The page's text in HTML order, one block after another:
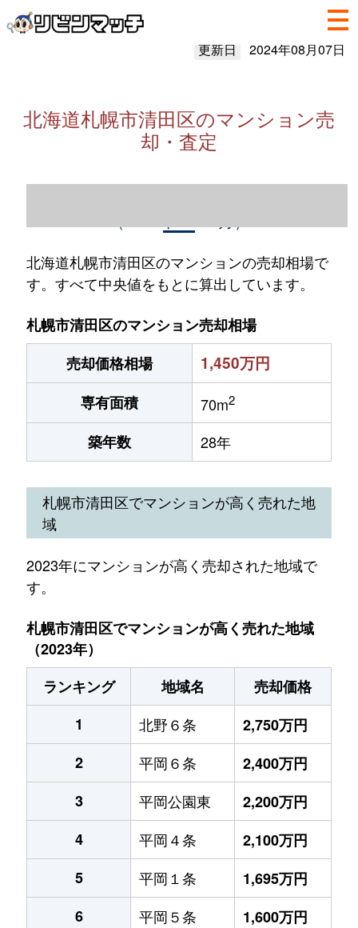
更新日 2024年08月07日
北海道札幌市清田区のマンション売
却・査定
北海道札幌市清田区のマンションの売却相場で
す。すべて中央値をもとに算出しています。
札幌市清田区のマンション売却相場
売却価格相場
1,450万円
専有面積 70m2
築年数 28年
札幌市清田区でマンションが高く売れた地
域
2023年にマンションが高く売却された地域で
す。
札幌市清田区でマンションが高く売れた地域
（2023年）
ランキング
地域名
売却価格
1
北野６条
2,750万円
2
平岡６条
2,400万円
3
平岡公園東
2,200万円
4
平岡４条
2,100万円
5
平岡１条
1,695万円
6
平岡５条
1,600万円